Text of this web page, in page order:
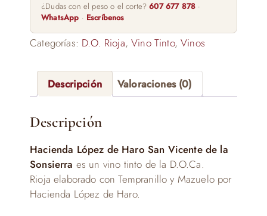
¿Dudas con el peso o el corte?607 677 878 ·
WhatsApp · Escríbenos
Categorías: D.O. Rioja,Vino Tinto,Vinos
Descripción Valoraciones (0)
Descripción
Hacienda López de Haro San Vicente de la
Sonsierra es un vino tinto de la D.O.Ca.
Rioja elaborado con Tempranillo y Mazuelo por
Hacienda López de Haro.